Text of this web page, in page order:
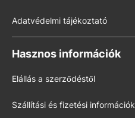
Adatvédelmi tájékoztató
Hasznos információk
Elállás a szerződéstől
Szállítási és fizetési információk